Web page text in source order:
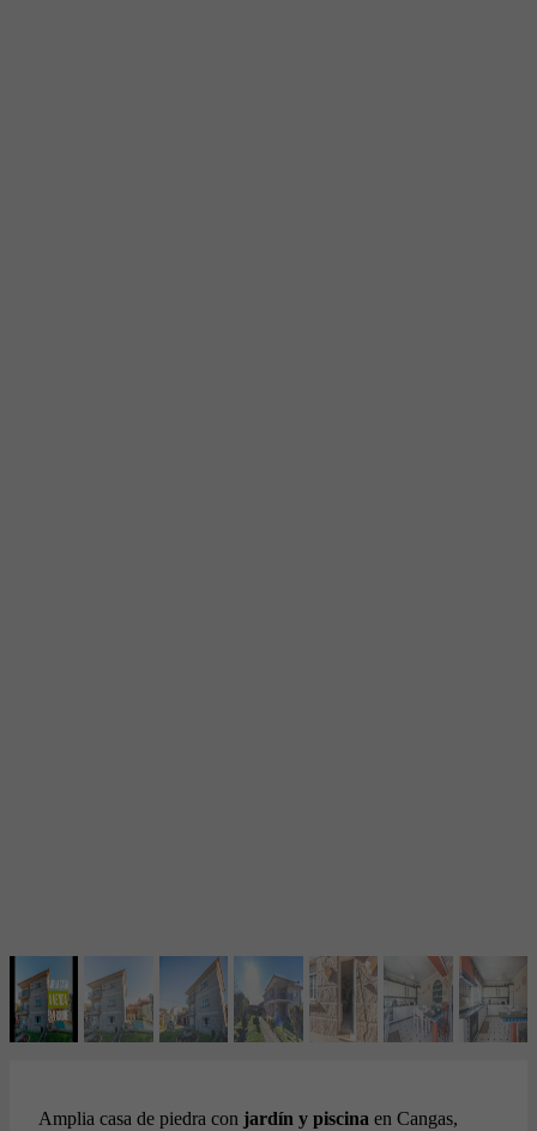
Amplia casa de piedra con jardín y piscina en Cangas,